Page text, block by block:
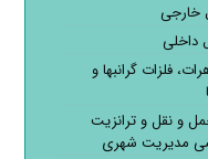
خارجی
داخلی
فلزات گرانبها و
و نقل و ترانزیت
مدیریت شهری